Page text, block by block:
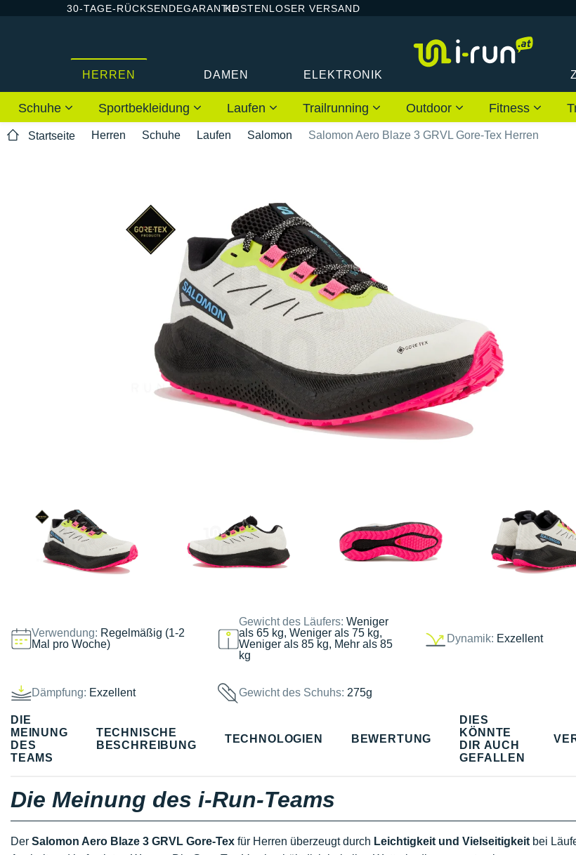
30-TAGE-RÜCKSENDEGARANTIEKOSTENLOSER VERSAND
HERREN DAMEN ELEKTRONIK
Schuhe Sportbekleidung Laufen Trailrunning Outdoor Fitness
Startseite Herren Schuhe Laufen Salomon Salomon Aero Blaze 3 GRVL Gore-Tex Herren
Verwendung: Regelmäßig (1-2
Mal pro Woche)
Gewicht des Läufers:Weniger
als 65 kg, Weniger als 75 kg,
Weniger als 85 kg, Mehr als 85
kg
Dynamik: Exzellent
Dämpfung: Exzellent Gewicht des Schuhs: 275g
DIE
MEINUNG
DES
TEAMS
TECHNISCHE
BESCHREIBUNG
TECHNOLOGIEN BEWERTUNG
DIES
KÖNNTE
DIR AUCH
GEFALLEN
Die Meinung des i-Run-Teams
Der Salomon Aero Blaze 3 GRVL Gore-Tex für Herren überzeugt durch Leichtigkeit und Vielseitigkeit bei